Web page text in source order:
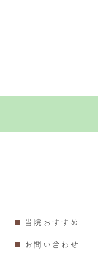
当院おすすめ
お問い合わせ